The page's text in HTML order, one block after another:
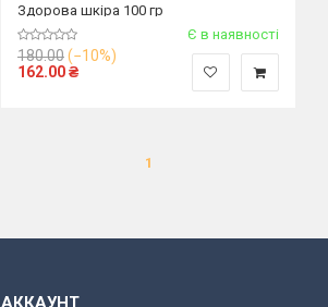
Здорова шкіра 100 гр
Є в наявності
180.00(−10%)
162.00₴
1
АККАУНТ